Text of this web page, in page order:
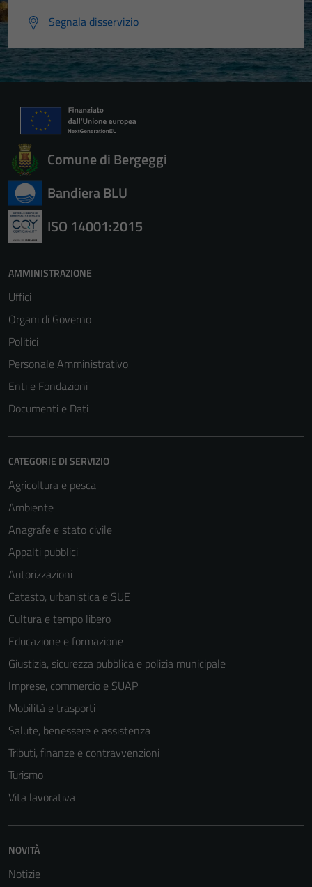
Segnala disservizio
Comune di Bergeggi
Bandiera BLU
ISO 14001:2015
AMMINISTRAZIONE
Uffici
Organi di Governo
Politici
Personale Amministrativo
Enti e Fondazioni
Documenti e Dati
CATEGORIE DI SERVIZIO
Agricoltura e pesca
Ambiente
Anagrafe e stato civile
Appalti pubblici
Autorizzazioni
Catasto, urbanistica e SUE
Cultura e tempo libero
Educazione e formazione
Giustizia, sicurezza pubblica e polizia municipale
Imprese, commercio e SUAP
Mobilità e trasporti
Salute, benessere e assistenza
Tributi, finanze e contravvenzioni
Turismo
Vita lavorativa
NOVITÀ
Notizie